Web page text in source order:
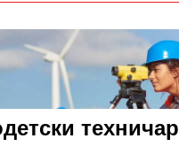
техничар